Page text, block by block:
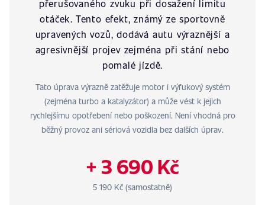
přerušovaného zvuku při dosažení limitu
otáček. Tento efekt, známý ze sportovně
upravených vozů, dodává autu výraznější a
agresivnější projev zejména při stání nebo
pomalé jízdě.
Tato úprava výrazně zatěžuje motor i výfukový systém
(zejména turbo a katalyzátor) a může vést k jejich
rychlejšímu opotřebení nebo poškození. Není vhodná pro
běžný provoz ani sériová vozidla bez dalších úprav.
+ 3 690 Kč
5 190 Kč (samostatně)